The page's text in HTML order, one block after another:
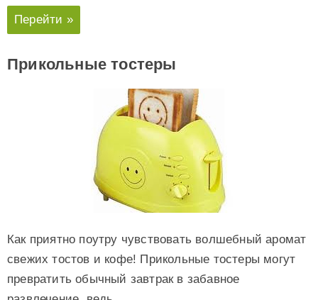
Перейти »
Прикольные тостеры
Как приятно поутру чувствовать волшебный аромат
свежих тостов и кофе! Прикольные тостеры могут
превратить обычный завтрак в забавное